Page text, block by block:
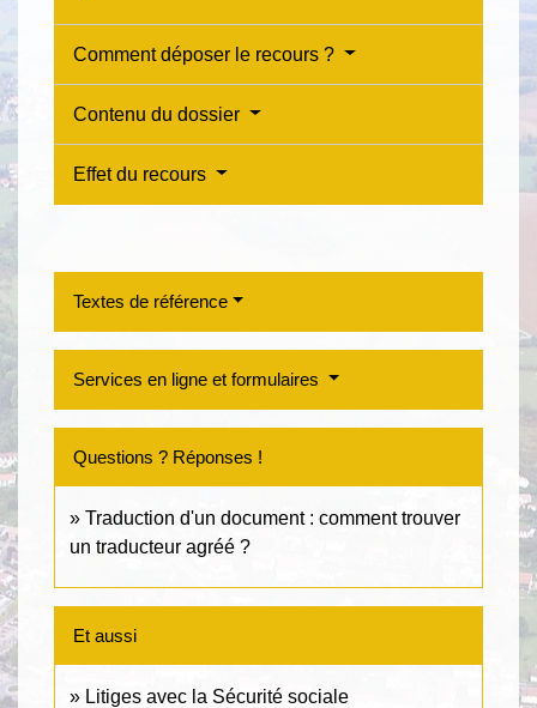
Comment déposer le recours ?
Contenu du dossier
Effet du recours
Textes de référence
Services en ligne et formulaires
Questions ? Réponses !
Traduction d'un document : comment trouver
un traducteur agréé ?
Et aussi
Litiges avec la Sécurité sociale